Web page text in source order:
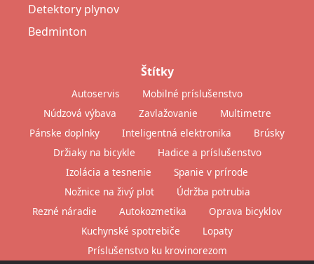
Detektory plynov
Bedminton
Štítky
Autoservis
Mobilné príslušenstvo
Núdzová výbava
Zavlažovanie
Multimetre
Pánske doplnky
Inteligentná elektronika
Brúsky
Držiaky na bicykle
Hadice a príslušenstvo
Izolácia a tesnenie
Spanie v prírode
Nožnice na živý plot
Údržba potrubia
Rezné náradie
Autokozmetika
Oprava bicyklov
Kuchynské spotrebiče
Lopaty
Príslušenstvo ku krovinorezom